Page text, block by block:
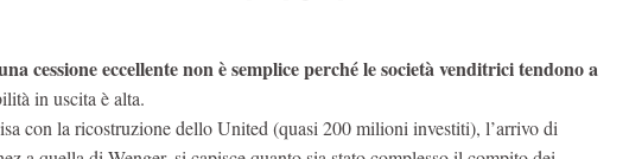
cessione eccellente non è semplice perché le società venditrici tendono a
in uscita è alta.
con la ricostruzione dello United (quasi 200 milioni investiti), l’arrivo di